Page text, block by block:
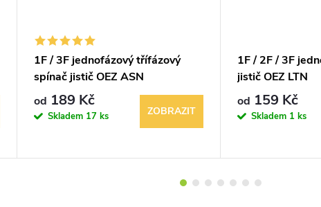
1F / 3F jednofázový třífázový
spínač jistič OEZ ASN
od 189 Kč
Skladem 17 ks ZOBRAZIT
1F / 2F / 3F
jistič OEZ LTN
od 159 Kč
Skladem 1 ks